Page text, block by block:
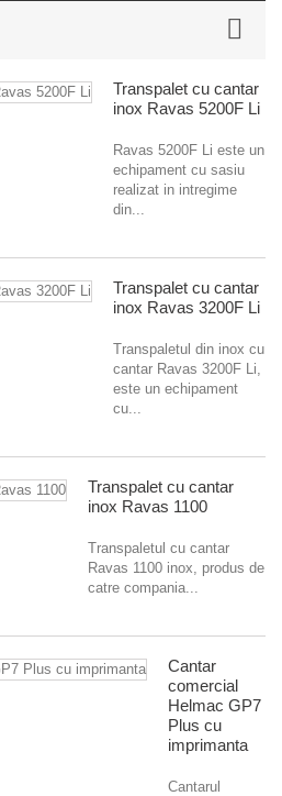
Transpalet cu cantar
inox Ravas 5200F Li
Ravas 5200F Li este un
echipament cu sasiu
realizat in intregime
din...
Transpalet cu cantar
inox Ravas 3200F Li
Transpaletul din inox cu
cantar Ravas 3200F Li,
este un echipament
cu...
Transpalet cu cantar
inox Ravas 1100
Transpaletul cu cantar
Ravas 1100 inox, produs de
catre compania...
Cantar
comercial
Helmac GP7
Plus cu
imprimanta
Cantarul